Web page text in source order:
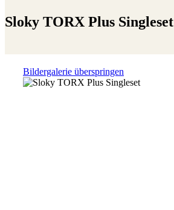
Sloky TORX Plus Singleset
Bildergalerie überspringen